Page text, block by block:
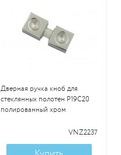
Дверная ручка кноб для
стеклянных полотен P19C20
полированный хром
VNZ2237